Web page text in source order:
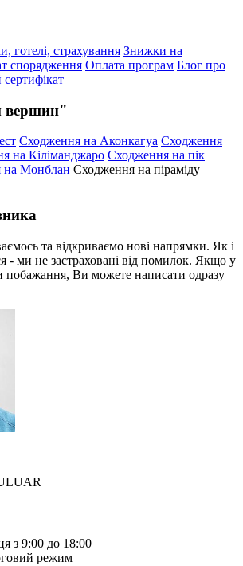
готелі, страхування Знижки на
спорядження Оплата програм Блог про
вершин"
Сходження на Аконкагуа Сходження
на Кіліманджаро Сходження на пік
на Монблан Сходження на піраміду
та відкриваємо нові напрямки. Як і
- ми не застраховані від помилок. Якщо у
побажання, Ви можете написати одразу
з 9:00 до 18:00
режим